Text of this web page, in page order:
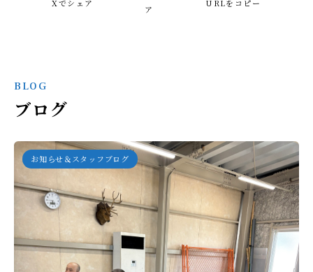
Xでシェア
ア
URLをコピー
BLOG
ブログ
お知らせ＆スタッフブログ